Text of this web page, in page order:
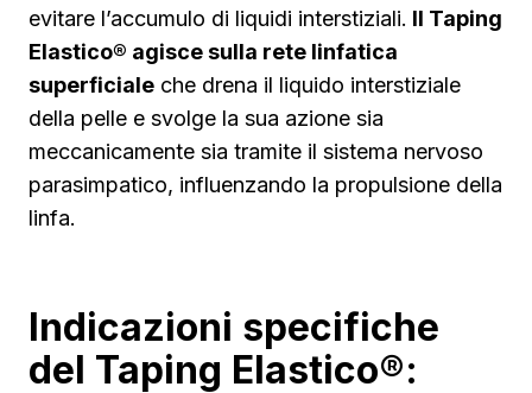
evitare l’accumulo di liquidi interstiziali. Il Taping
Elastico® agisce sulla rete linfatica
superficiale che drena il liquido interstiziale
della pelle e svolge la sua azione sia
meccanicamente sia tramite il sistema nervoso
parasimpatico, influenzando la propulsione della
linfa.
Indicazioni specifiche
del Taping Elastico®: